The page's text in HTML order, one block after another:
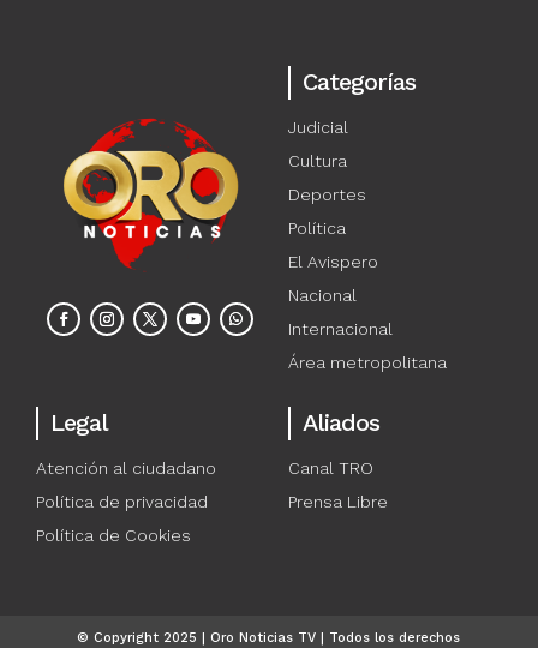
Categorías
Judicial
Cultura
Deportes
Política
El Avispero
Nacional
Internacional
Área metropolitana
Legal
Atención al ciudadano
Política de privacidad
Política de Cookies
Aliados
Canal TRO
Prensa Libre
© Copyright 2025 | Oro Noticias TV | Todos los derechos